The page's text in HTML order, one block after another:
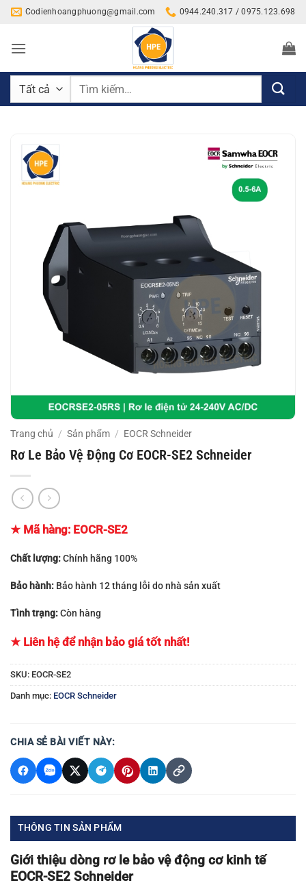
Bỏ
nội
Codienhoangphuong@gmail.com 0944.240.317 / 0975.123.698
Tìm
Trang chủ / Sản phẩm / EOCR Schneider
Rơ Le Bảo Vệ Động Cơ EOCR-SE2 Schneider
★ Mã hàng: EOCR-SE2
Chất lượng:Chính hãng 100%
Bảo hành: Bảo hành 12 tháng lỗi do nhà sản xuất
Tình trạng:Còn hàng
★ Liên hệ để nhận bảo giá tốt nhất!
SKU: EOCR-SE2
Danh mục: EOCR Schneider
CHIA SẺ BÀI VIẾT NÀY:
THÔNG TIN SẢN PHẨM
Giới thiệu dòng rơ le bảo vệ động cơ kinh tế
EOCR-SE2 Schneider